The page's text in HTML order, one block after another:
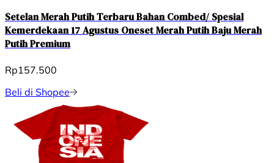
Setelan Merah Putih Terbaru Bahan Combed/ Spesial
Kemerdekaan 17 Agustus Oneset Merah Putih Baju Merah
Putih Premium
Rp157.500
Beli di Shopee